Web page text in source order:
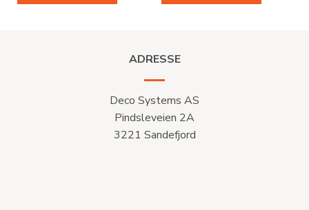
ADRESSE
Deco Systems AS
Pindsleveien 2A
3221 Sandefjord